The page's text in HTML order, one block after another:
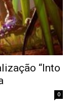
“Into
0